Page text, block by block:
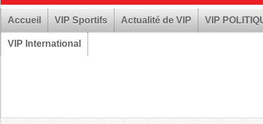
Accueil VIP Sportifs Actualité de VIP VIP
VIP International